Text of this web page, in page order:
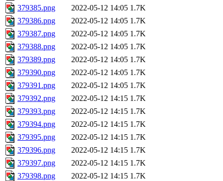
379385.png
2022-05-12 14:05 1.7K
379386.png
2022-05-12 14:05 1.7K
379387.png
2022-05-12 14:05 1.7K
379388.png
2022-05-12 14:05 1.7K
379389.png
2022-05-12 14:05 1.7K
379390.png
2022-05-12 14:05 1.7K
379391.png
2022-05-12 14:05 1.7K
379392.png
2022-05-12 14:15 1.7K
379393.png
2022-05-12 14:15 1.7K
379394.png
2022-05-12 14:15 1.7K
379395.png
2022-05-12 14:15 1.7K
379396.png
2022-05-12 14:15 1.7K
379397.png
2022-05-12 14:15 1.7K
379398.png
2022-05-12 14:15 1.7K